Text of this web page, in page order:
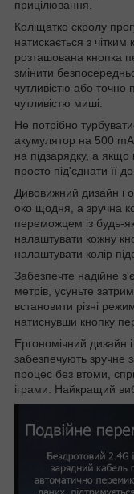
прицілювання.
Коліщатко скролу
натискається з
розташована кнопка
змінити
чутливістю або точно
чутливістю миші.
Не потрібно
акумулятор на 500
на підзарядку, а
просто під'єднати її
Дивовижний дизайн і
око щодня, а зручна
переможцем із будь-
налаштувати кожну
налаштувати колір
Забезпечте надійне
метрів, усуньте
встановити різні
натиснувши кнопку
Ергономічний дизайн
забезпечують зручне
процес без втоми,
іграми. Найкращий